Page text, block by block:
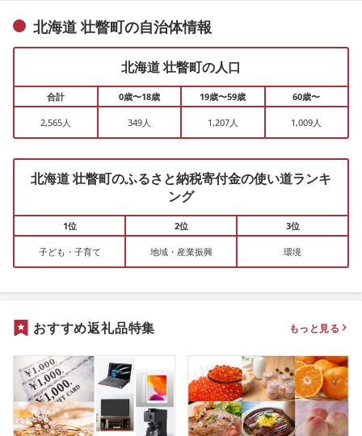
北海道 壮瞥町の自治体情報
北海道 壮瞥町の人口
合計
2,565人
0歳〜18歳
349人
19歳〜59歳
1,207人
60歳〜
1,009人
北海道 壮瞥町のふるさと納税寄付金の使い道ランキ
ング
1位
子ども・子育て
2位
地域・産業振興
3位
環境
おすすめ返礼品特集 もっと見る